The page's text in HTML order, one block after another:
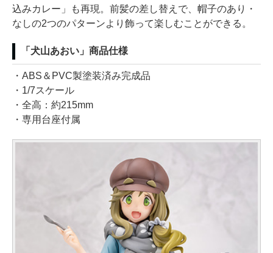
込みカレー」も再現。前髪の差し替えで、帽子のあり・
なしの2つのパターンより飾って楽しむことができる。
「犬山あおい」商品仕様
・ABS＆PVC製塗装済み完成品
・1/7スケール
・全高：約215mm
・専用台座付属